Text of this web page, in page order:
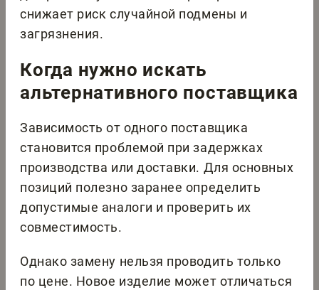
снижает риск случайной подмены и
загрязнения.
Когда нужно искать
альтернативного поставщика
Зависимость от одного поставщика
становится проблемой при задержках
производства или доставки. Для основных
позиций полезно заранее определить
допустимые аналоги и проверить их
совместимость.
Однако замену нельзя проводить только
по цене. Новое изделие может отличаться